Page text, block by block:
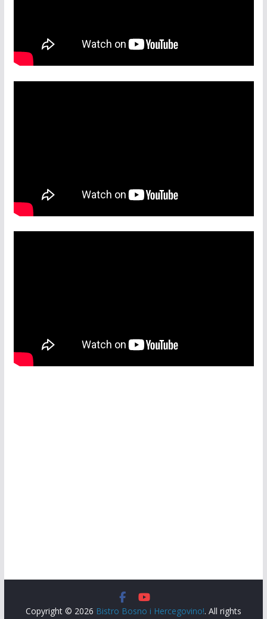
Copyright © 2026 Bistro Bosno i Hercegovino!. All rights